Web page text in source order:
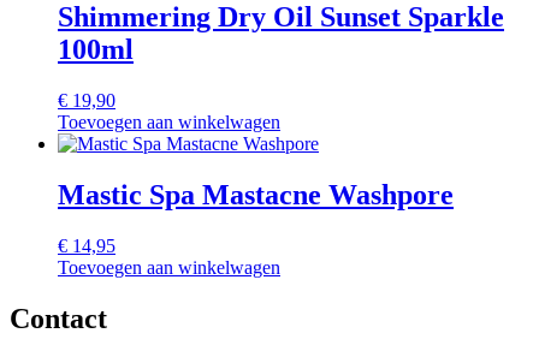
Shimmering Dry Oil Sunset Sparkle
100ml
€ 19,90
Toevoegen aan winkelwagen
Mastic Spa Mastacne Washpore
€ 14,95
Toevoegen aan winkelwagen
Contact